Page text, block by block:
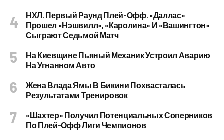
НХЛ. Первый Раунд Плей-Офф. «Даллас»
Прошел «Нэшвилл», «Каролина» И «Вашингтон»
Сыграют Седьмой Матч
На Киевщине Пьяный Механик Устроил Аварию
На Угнанном Авто
Жена Влада Ямы В Бикини Похвасталась
Результатами Тренировок
«Шахтер» Получил Потенциальных Соперников
По Плей-Офф Лиги Чемпионов